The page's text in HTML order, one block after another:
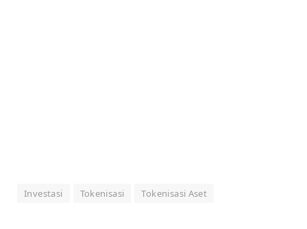
Investasi Tokenisasi Tokenisasi Aset